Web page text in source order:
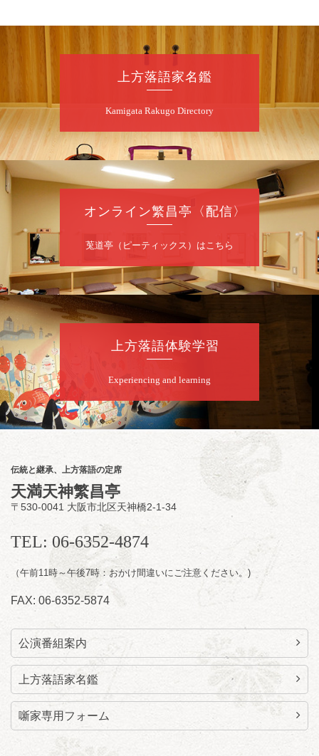
桂二豆／露の瑞／桂きん太郎／いわみせいじ
（似顔絵）／笑福亭笑利／桂文太～仲入～露
★菟道亭 配信あり
8月7日（金）
噺家が落語と芝居をしてみる会
桂米之助／桂団治郎／桂弥太郎／桂米舞／是
開演：午後6時30分（6時開場）全席指定
お問合せ：米朝事務所 06-6365-8281（平日
10時～18時）
★菟道亭配信あり
入はこちらをクリック
8月8日（土）
第2回 智之介・力造 二人会
笑福亭智之介「昭和任侠伝」「天王寺詣り」
／桂力造「桃太郎」「本膳」／桂二豆「開口
開演：午前10時（9時30分 開場
）
前売2,000円 当日 2,500円
お問合せ：智之介・力造 二人会事務局 090-
7762-6268
上方落語家名鑑
Kamigata Rakugo Directory
オンライン繁昌亭〈配信〉
莵道亭（ピーティックス）はこちら
上方落語体験学習
Experiencing and learning
伝統と継承、上方落語の定席
天満天神繁昌亭
〒530-0041 大阪市北区天神橋2-1-34
TEL: 06-6352-4874
（午前11時～午後7時：おかけ間違いにご注意ください。)
FAX: 06-6352-5874
公演番組案内
上方落語家名鑑
噺家専用フォーム